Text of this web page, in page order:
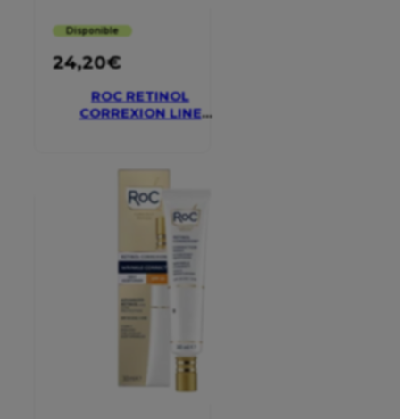
Disponible
24,20€
ROC RETINOL
CORREXION LINE